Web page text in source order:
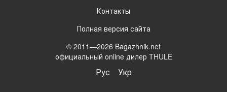
Контакты
Полная версия сайта
© 2011—2026 Bagazhnik.net
официальный online дилер THULE
Рус Укр